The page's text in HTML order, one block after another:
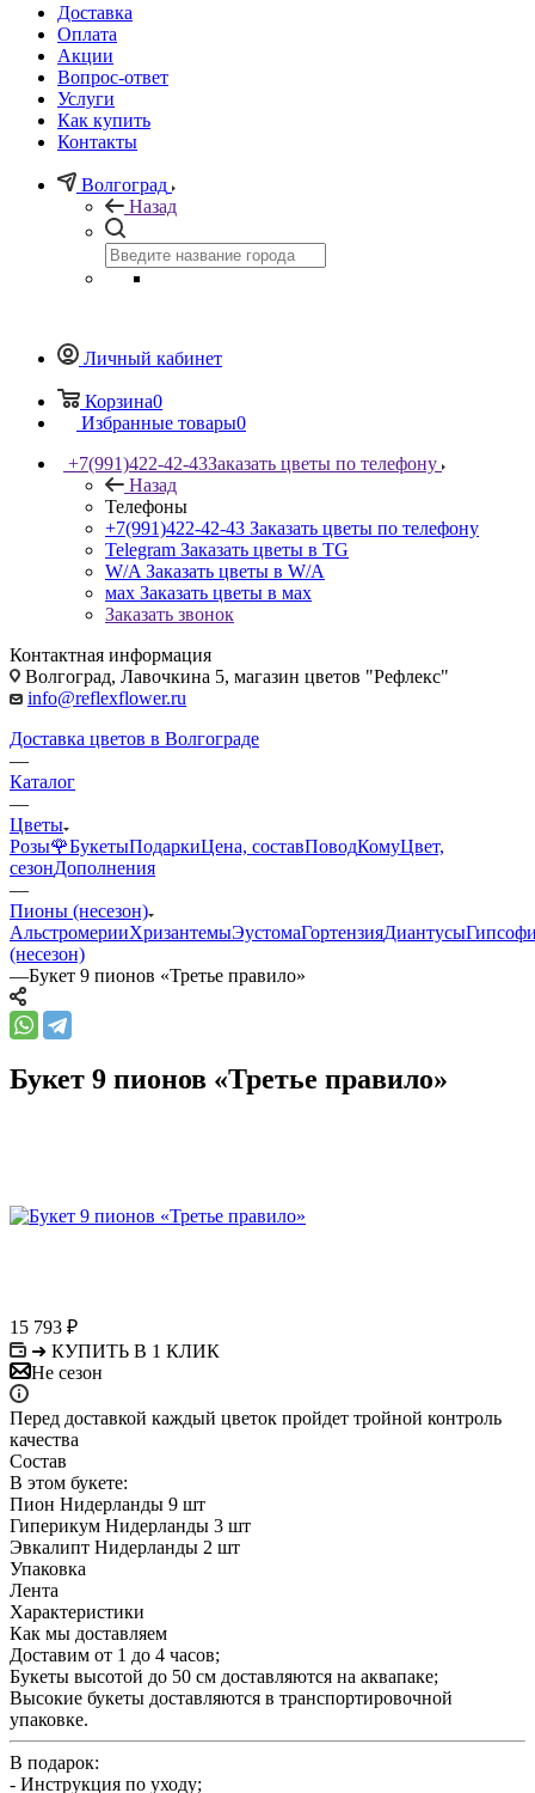
Доставка
Оплата
Акции
Вопрос-ответ
Услуги
Как купить
Контакты
Волгоград
Назад
Личный кабинет
Корзина0
Избранные товары0
+7(991)422-42-43Заказать цветы по телефону
Назад
Телефоны
+7(991)422-42-43 Заказать цветы по телефону
Telegram Заказать цветы в TG
W/A Заказать цветы в W/A
мах Заказать цветы в мах
Заказать звонок
Контактная информация
Волгоград, Лавочкина 5, магазин цветов "Рефлекс"
info@reflexflower.ru
Доставка цветов в Волгограде
—
Каталог
—
Цветы
Розы🌹БукетыПодаркиЦена, составПоводКомуЦвет,
сезонДополнения
—
Пионы (несезон)
АльстромерииХризантемыЭустомаГортензияДиантусы
(несезон)
—Букет 9 пионов «Третье правило»
Букет 9 пионов «Третье правило»
15 793 ₽
➜ КУПИТЬ В 1 КЛИК
Не сезон
Перед доставкой каждый цветок пройдет тройной контроль
качества
Состав
В этом букете:
Пион Нидерланды 9 шт
Гиперикум Нидерланды 3 шт
Эвкалипт Нидерланды 2 шт
Упаковка
Лента
Характеристики
Как мы доставляем
Доставим от 1 до 4 часов;
Букеты высотой до 50 см доставляются на аквапаке;
Высокие букеты доставляются в транспортировочной
упаковке.
В подарок:
- Инструкция по уходу;